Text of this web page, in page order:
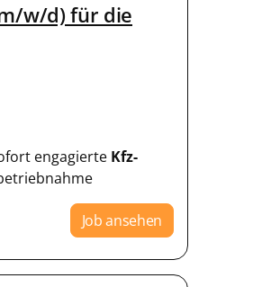
w/d) für die
engagierte Kfz-
Job ansehen